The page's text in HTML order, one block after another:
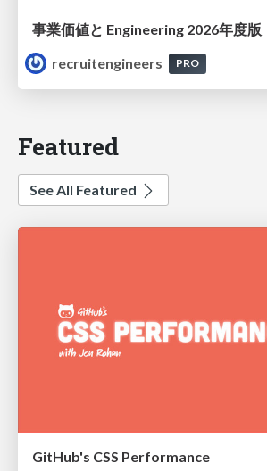
事業価値と Engineering 2026年度版
recruitengineers
PRO
Featured
See All Featured
GitHub's CSS Performance